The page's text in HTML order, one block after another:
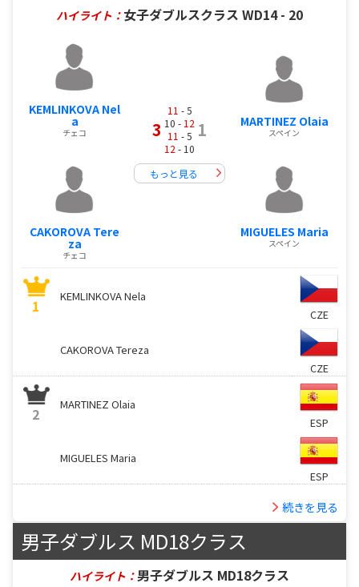
ハイライト： 女子ダブルスクラス WD14 - 20
KEMLINKOVA Nel
a
チェコ
CAKOROVA Tere
za
チェコ
3
11 - 5
10 - 12
11 - 5
12 - 10
1
もっと見る
MARTINEZ Olaia
スペイン
MIGUELES Maria
スペイン
1
KEMLINKOVA Nela
CZE
CAKOROVA Tereza
CZE
2
MARTINEZ Olaia
ESP
MIGUELES Maria
ESP
続きを見る
男子ダブルス MD18クラス
ハイライト： 男子ダブルス MD18クラス